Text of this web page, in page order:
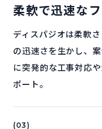
柔軟で迅速な
ディスパジオは柔軟
の迅速さを生かし、
に突発的な工事対応
ポート。
(03)